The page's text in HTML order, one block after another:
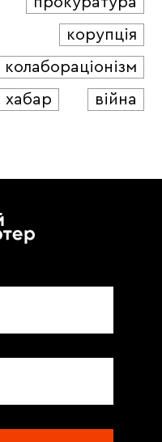
корупція
колабораціонізм
хабар війна